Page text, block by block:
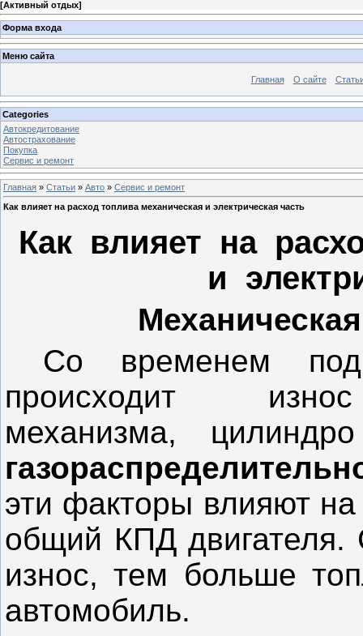
[Активный отдых]
Форма входа
Меню сайта
Главная О сайте
Categories
Автокредитование
Автострахование
Покупка
Сервис и ремонт
Главная » Статьи » Авто » Сервис и ремонт
Как влияет на расход топлива механическая и электрическая часть
Как влияет на
и
Со временем под
происходит износ
механизма,
эти факторы влияют
общий КПД двигателя.
износ, тем больше
автомобиль.